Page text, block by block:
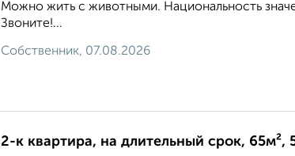
Можно жить с животными. Национальность
Звоните!...
Собственник, 07.08.2026
2-к квартира, на длительный срок, 65м²,